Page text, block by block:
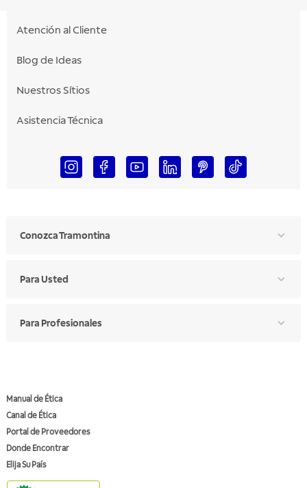
Atención al Cliente
Blog de Ideas
Nuestros Sítios
Asistencia Técnica
Conozca Tramontina
Para Usted
Para Profesionales
Manual de Ética
Canal de Ética
Portal de Proveedores
Donde Encontrar
Elija Su País